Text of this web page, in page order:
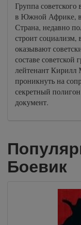
Группа советского
в Южной Африке, в
Страна, недавно
строит
оказывают
составе
лейтенант
проникнуть на
секретный
документ.
Боевик